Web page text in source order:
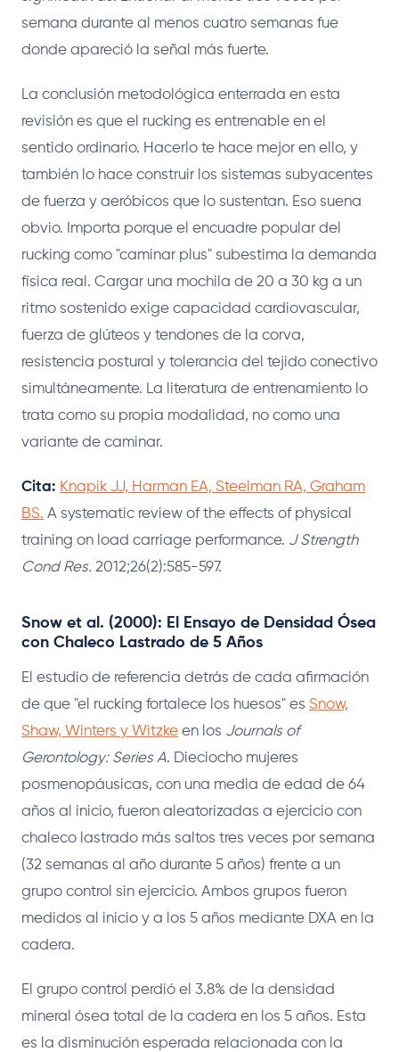
semana durante al menos cuatro semanas fue
donde apareció la señal más fuerte.
La conclusión metodológica enterrada en esta
revisión es que el rucking es entrenable en el
sentido ordinario. Hacerlo te hace mejor en ello, y
también lo hace construir los sistemas subyacentes
de fuerza y aeróbicos que lo sustentan. Eso suena
obvio. Importa porque el encuadre popular del
rucking como "caminar plus" subestima la demanda
física real. Cargar una mochila de 20 a 30 kg a un
ritmo sostenido exige capacidad cardiovascular,
fuerza de glúteos y tendones de la corva,
resistencia postural y tolerancia del tejido conectivo
simultáneamente. La literatura de entrenamiento lo
trata como su propia modalidad, no como una
variante de caminar.
Cita: Knapik JJ, Harman EA, Steelman RA, Graham
BS. A systematic review of the effects of physical
training on load carriage performance. J Strength
Cond Res. 2012;26(2):585-597.
Snow et al. (2000): El Ensayo de Densidad Ósea
con Chaleco Lastrado de 5 Años
El estudio de referencia detrás de cada afirmación
de que "el rucking fortalece los huesos" es Snow,
Shaw, Winters y Witzke en los Journals of
Gerontology: Series A. Dieciocho mujeres
posmenopáusicas, con una media de edad de 64
años al inicio, fueron aleatorizadas a ejercicio con
chaleco lastrado más saltos tres veces por semana
(32 semanas al año durante 5 años) frente a un
grupo control sin ejercicio. Ambos grupos fueron
medidos al inicio y a los 5 años mediante DXA en la
cadera.
El grupo control perdió el 3.8% de la densidad
mineral ósea total de la cadera en los 5 años. Esta
es la disminución esperada relacionada con la